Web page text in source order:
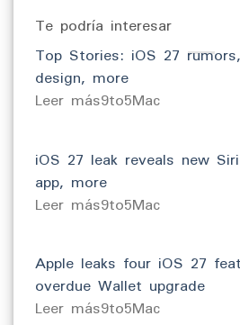
Te podría interesar
Top Stories: iOS 27
design, more
​Leer más9to5Mac
iOS 27 leak reveals new
app, more
​Leer más9to5Mac
Apple leaks four iOS 27
overdue Wallet upgrade
​Leer más9to5Mac